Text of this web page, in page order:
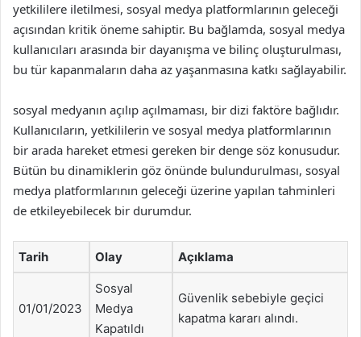
yetkililere iletilmesi, sosyal medya platformlarının geleceği
açısından kritik öneme sahiptir. Bu bağlamda, sosyal medya
kullanıcıları arasında bir dayanışma ve bilinç oluşturulması,
bu tür kapanmaların daha az yaşanmasına katkı sağlayabilir.
sosyal medyanın açılıp açılmaması, bir dizi faktöre bağlıdır.
Kullanıcıların, yetkililerin ve sosyal medya platformlarının
bir arada hareket etmesi gereken bir denge söz konusudur.
Bütün bu dinamiklerin göz önünde bulundurulması, sosyal
medya platformlarının geleceği üzerine yapılan tahminleri
de etkileyebilecek bir durumdur.
Tarih Olay Açıklama
01/01/2023
Sosyal
Medya
Kapatıldı
Güvenlik sebebiyle geçici
kapatma kararı alındı.